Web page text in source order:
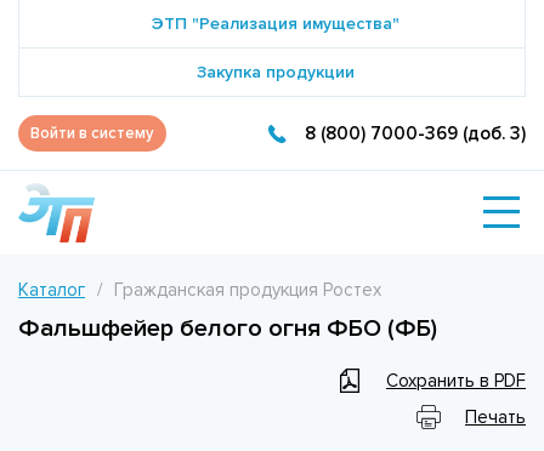
ЭТП "Реализация имущества"
Закупка продукции
Войти в систему 8 (800) 7000-369 (доб. 3)
Каталог Гражданская продукция Ростех
Фальшфейер белого огня ФБО (ФБ)
Сохранить в PDF
Печать